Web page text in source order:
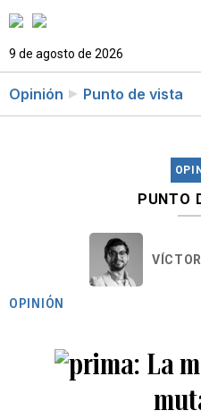
9 de agosto de 2026
Opinión Punto de vista
PUNTO
OPINIÓN
La